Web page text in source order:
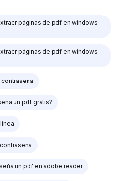
páginas de pdf en windows
páginas de pdf en windows
un pdf gratis?
un pdf en adobe reader